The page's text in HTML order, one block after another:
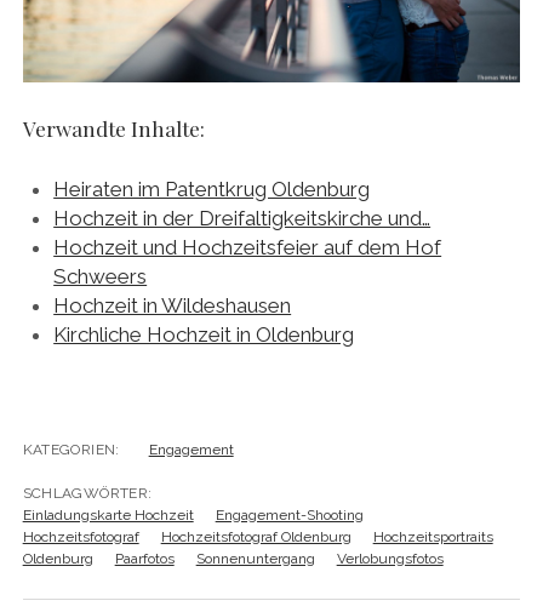
Verwandte Inhalte:
Heiraten im Patentkrug Oldenburg
Hochzeit in der Dreifaltigkeitskirche und…
Hochzeit und Hochzeitsfeier auf dem Hof
Schweers
Hochzeit in Wildeshausen
Kirchliche Hochzeit in Oldenburg
KATEGORIEN: Engagement
SCHLAGWÖRTER:
Einladungskarte Hochzeit
Engagement-Shooting
Hochzeitsfotograf
Hochzeitsfotograf Oldenburg
Hochzeitsportraits
Oldenburg
Paarfotos Sonnenuntergang Verlobungsfotos